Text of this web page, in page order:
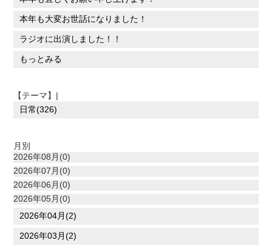
本年も大変お世話になりました！
ラジオに出演しました！！
もっとみる
【テーマ】|
日常(326)
月別
2026年08月(0)
2026年07月(0)
2026年06月(0)
2026年05月(0)
2026年04月(2)
2026年03月(2)